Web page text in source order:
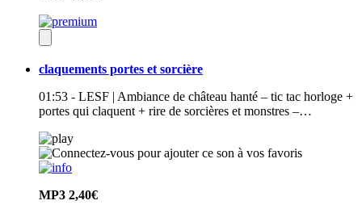
claquements portes et sorcière
01:53 - LESF | Ambiance de château hanté – tic tac horloge +
portes qui claquent + rire de sorcières et monstres –…
MP3 2,40€